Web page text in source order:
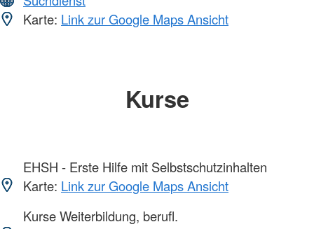
Karte: Link zur Google Maps Ansicht
Kurse
EHSH - Erste Hilfe mit Selbstschutzinhalten
Karte: Link zur Google Maps Ansicht
Kurse Weiterbildung, berufl.